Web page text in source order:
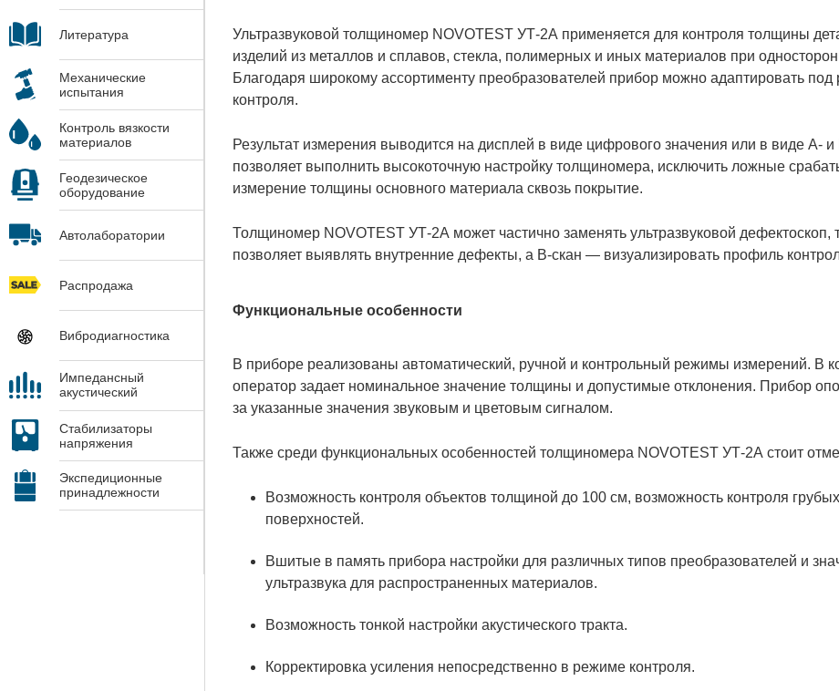
Литература
Механические
испытания
Контроль вязкости
материалов
Геодезическое
оборудование
Автолаборатории
Распродажа
Вибродиагностика
Импедансный
акустический
Стабилизаторы
напряжения
Экспедиционные
принадлежности
Ультразвуковой толщиномер NOVOTEST УТ-2А применяется для контроля толщины
изделий из металлов и сплавов, стекла, полимерных и иных материалов при
Благодаря широкому ассортименту преобразователей прибор можно адаптировать под
контроля.
Результат измерения выводится на дисплей в виде цифрового значения или в виде А- и
позволяет выполнить высокоточную настройку толщиномера, исключить ложные
измерение толщины основного материала сквозь покрытие.
Толщиномер NOVOTEST УТ-2А может частично заменять ультразвуковой дефектоскоп,
позволяет выявлять внутренние дефекты, а В-скан — визуализировать профиль
Функциональные особенности
В приборе реализованы автоматический, ручной и контрольный режимы измерений. В
оператор задает номинальное значение толщины и допустимые отклонения. Прибор
за указанные значения звуковым и цветовым сигналом.
Также среди функциональных особенностей толщиномера NOVOTEST УТ-2А стоит
Возможность контроля объектов толщиной до 100 см, возможность контроля
поверхностей.
Вшитые в память прибора настройки для различных типов преобразователей и
ультразвука для распространенных материалов.
Возможность тонкой настройки акустического тракта.
Корректировка усиления непосредственно в режиме контроля.